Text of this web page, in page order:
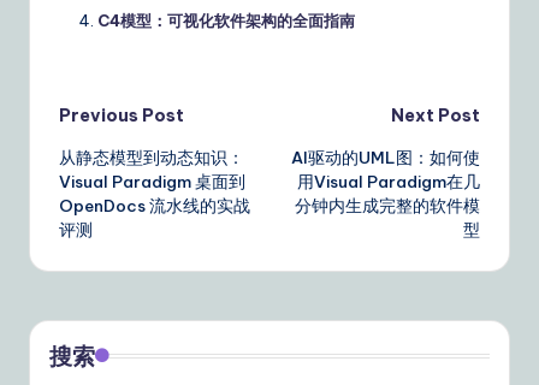
C4模型：可视化软件架构的全面指南
Post
navigation
Previous Post
从静态模型到动态知识：
Visual Paradigm 桌面到
OpenDocs 流水线的实战
评测
Next Post
AI驱动的UML图：如何使
用Visual Paradigm在几
分钟内生成完整的软件模
型
搜索